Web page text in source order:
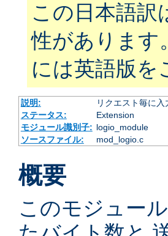
この日本語訳
性があります
には英語版を
説明:
リクエスト毎に
ステータス:
Extension
モジュール識別子: logio_module
ソースファイル:
mod_logio.c
概要
このモジュー